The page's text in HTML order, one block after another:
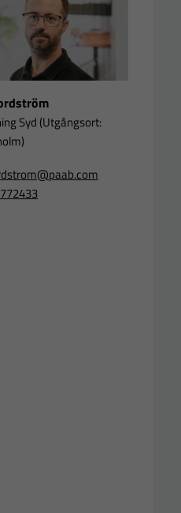
Syd (Utgångsort: